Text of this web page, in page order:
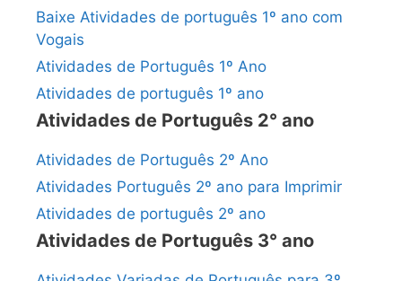
Baixe Atividades de português 1º ano com
Vogais
Atividades de Português 1º Ano
Atividades de português 1º ano
Atividades de Português 2° ano
Atividades de Português 2º Ano
Atividades Português 2º ano para Imprimir
Atividades de português 2º ano
Atividades de Português 3° ano